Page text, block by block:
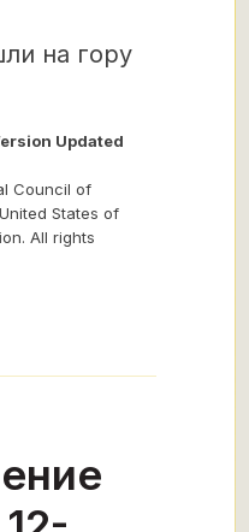
на гору
Updated
Council of
States of
All rights